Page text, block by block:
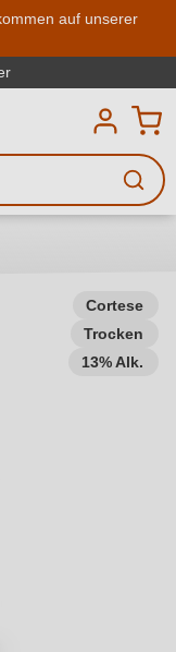
springen
auf unserer
Cortese
Trocken
13% Alk.